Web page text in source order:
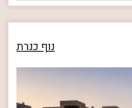
נוף כנרת